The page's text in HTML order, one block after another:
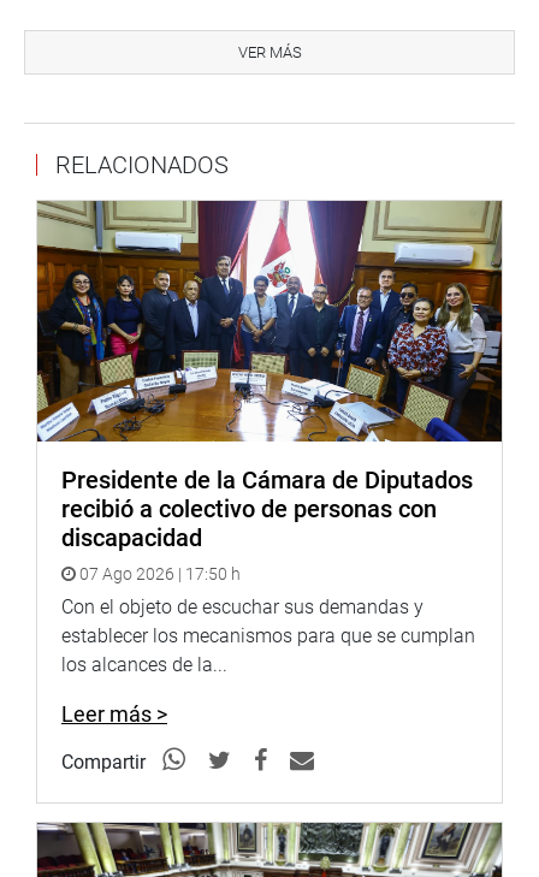
El titular del Parlamento anunció que el jueves 23 se
Pleno del Congreso, esta vez en Arequipa, con el fin de
escuchar las demandas de sus autoridades y pobladores
de esa región.
Hemos elegido Arequipa porque hemos sido informados
de la situación grave que viene pasando esa región por
los efectos de la pandemia. Tenemos información que los
ventiladores que ha llevado el presidente de la República
no están funcionado”, indicó.
Añadió que la visita a La Libertad, donde se llevó la
primera sesión descentralizada del Pleno, ha permitido a
que viven los ciudadanos de esa parte del país, como el
subregistro de víctimas que viene dejando la pandemia
del covid-19.
Lima, 15 de julio de 2020
VER MÁS
RELACIONADOS
Presidente de la Cámara de Diputados
recibió a colectivo de personas con
discapacidad
07 Ago 2026 | 17:50 h
Con el objeto de escuchar sus demandas y
establecer los mecanismos para que se cumplan
los alcances de la...
Leer más >
Compartir